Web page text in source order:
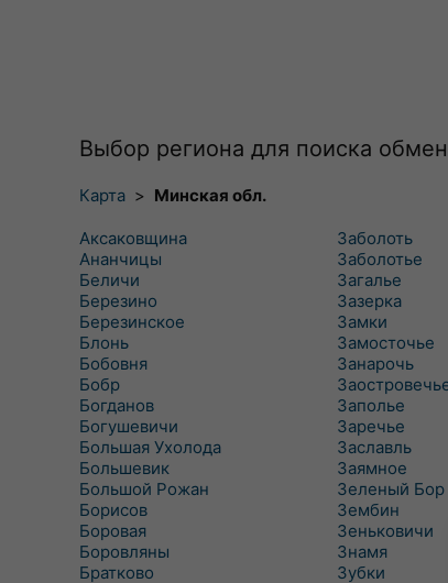
Выбор региона для поиска
Карта > Минская обл.
Аксаковщина
Ананчицы
Беличи
Березино
Березинское
Блонь
Бобовня
Бобр
Богданов
Богушевичи
Большая Ухолода
Большевик
Большой Рожан
Борисов
Боровая
Боровляны
Братково
Заболоть
Заболотье
Загалье
Зазерка
Замки
Замосточье
Занарочь
Заполье
Заречье
Заславль
Заямное
Зеленый Бор
Зембин
Зеньковичи
Знамя
Зубки